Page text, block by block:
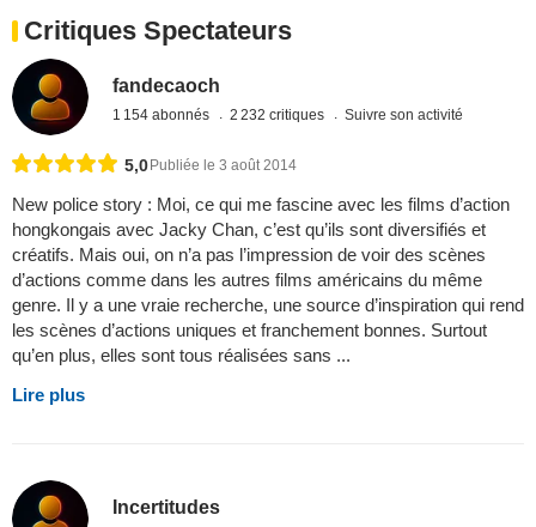
Critiques Spectateurs
fandecaoch
1 154 abonnés 2 232 critiques Suivre son activité
5,0Publiée le 3 août 2014
New police story : Moi, ce qui me fascine avec les films d’action
hongkongais avec Jacky Chan, c’est qu’ils sont diversifiés et
créatifs. Mais oui, on n’a pas l’impression de voir des scènes
d’actions comme dans les autres films américains du même
genre. Il y a une vraie recherche, une source d’inspiration qui rend
les scènes d’actions uniques et franchement bonnes. Surtout
qu’en plus, elles sont tous réalisées sans ...
Lire plus
Incertitudes